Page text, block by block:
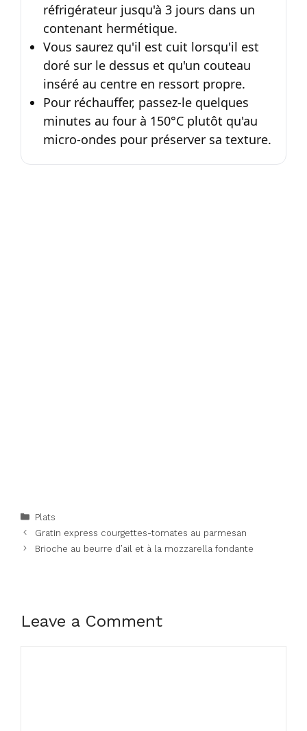
réfrigérateur jusqu'à 3 jours dans un
contenant hermétique.
Vous saurez qu'il est cuit lorsqu'il est
doré sur le dessus et qu'un couteau
inséré au centre en ressort propre.
Pour réchauffer, passez-le quelques
minutes au four à 150°C plutôt qu'au
micro-ondes pour préserver sa texture.
Categories
Plats
Gratin express courgettes-tomates au parmesan
Brioche au beurre d’ail et à la mozzarella fondante
Leave a Comment